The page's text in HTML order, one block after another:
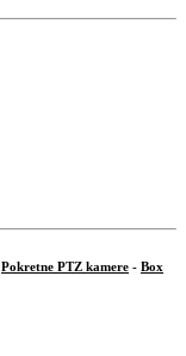
Pokretne PTZ kamere - Box